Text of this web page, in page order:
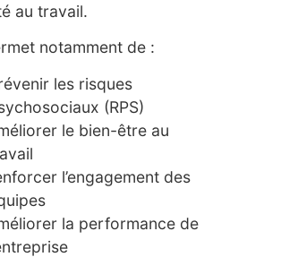
au travail.
notamment de :
les risques
(RPS)
le bien-être au
l’engagement des
la performance de